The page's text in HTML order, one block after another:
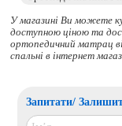
У магазині Ви можете
доступною ціною та
ортопедичний матрац
спальні в інтернет
Запитати/